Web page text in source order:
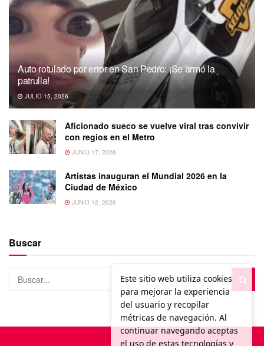
Auto rotulado por error en San Pedro: ¡Se armó la
patrulla!
JULIO 15, 2026
Aficionado sueco se vuelve viral tras convivir
con regios en el Metro
JUNIO 17, 2026
Artistas inauguran el Mundial 2026 en la
Ciudad de México
JUNIO 12, 2026
Buscar
Este sitio web utiliza cookies
para mejorar la experiencia
del usuario y recopilar
métricas de navegación. Al
continuar navegando aceptas
el uso de estas tecnologías y